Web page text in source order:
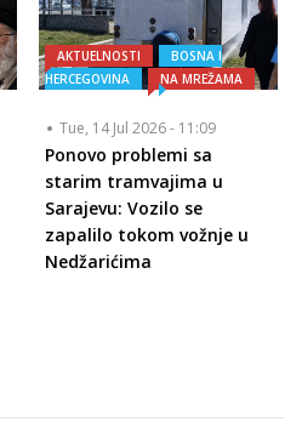
AKTUELNOSTI
BOSNA I
HERCEGOVINA
NA MREŽAMA
Tue, 14 Jul 2026 - 11:09
Ponovo problemi sa
starim tramvajima u
Sarajevu: Vozilo se
zapalilo tokom vožnje u
Nedžarićima